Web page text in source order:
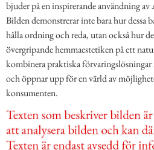
bjuder på en inspirerande användning
Bilden demonstrerar inte bara hur dessa
hålla ordning och reda, utan också hur
övergripande hemmaestetiken på ett
kombinera praktiska
och öppnar upp för en värld av
konsumenten.